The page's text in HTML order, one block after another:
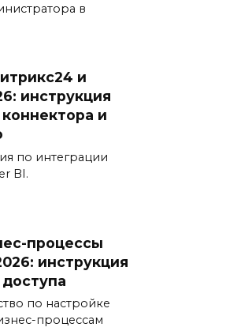
в
и
инструкция
и
по интеграции
BI.
процессы
инструкция
по настройке
процессам